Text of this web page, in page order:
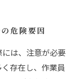
危険要因
は、注意が必要
存在し、作業員